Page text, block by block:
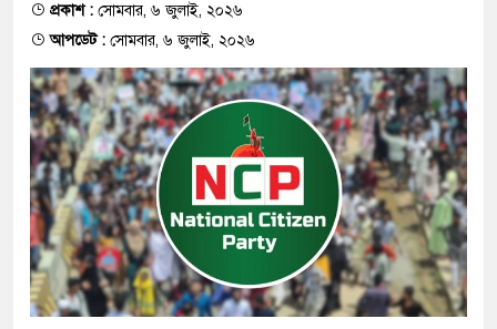
প্রকাশ : সোমবার, ৬ জুলাই, ২০২৬
আপডেট : সোমবার, ৬ জুলাই, ২০২৬